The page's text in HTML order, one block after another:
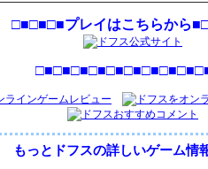
□■□■□■プレイはこちらから
もっとドフスの詳しいゲーム情